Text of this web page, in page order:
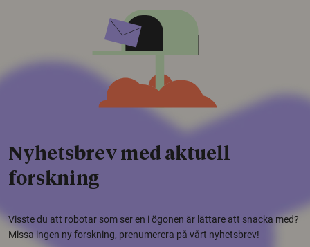
Nyhetsbrev med aktuell
forskning
Visste du att robotar som ser en i ögonen är lättare att snacka med?
Missa ingen ny forskning, prenumerera på vårt nyhetsbrev!